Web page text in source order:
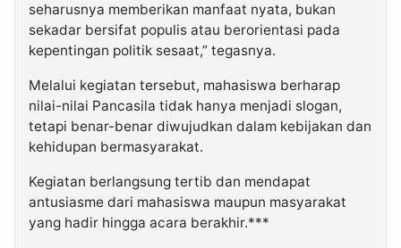
seharusnya memberikan manfaat nyata, bukan
sekadar bersifat populis atau berorientasi pada
kepentingan politik sesaat,” tegasnya.
Melalui kegiatan tersebut, mahasiswa berharap
nilai-nilai Pancasila tidak hanya menjadi slogan,
tetapi benar-benar diwujudkan dalam kebijakan dan
kehidupan bermasyarakat.
Kegiatan berlangsung tertib dan mendapat
antusiasme dari mahasiswa maupun masyarakat
yang hadir hingga acara berakhir.***